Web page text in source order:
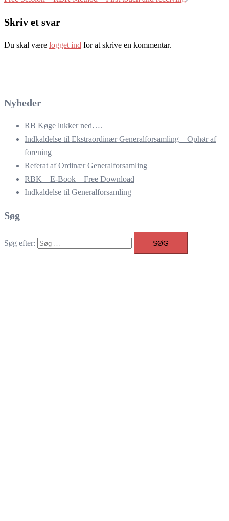
Skriv et svar
Du skal være logget ind for at skrive en kommentar.
Nyheder
RB Køge lukker ned….
Indkaldelse til Ekstraordinær Generalforsamling – Ophør af
forening
Referat af Ordinær Generalforsamling
RBK – E-Book – Free Download
Indkaldelse til Generalforsamling
Søg
Søg efter: